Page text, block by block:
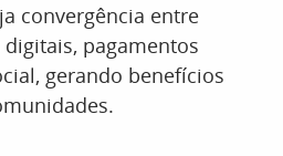
convergência entre
pagamentos
gerando benefícios